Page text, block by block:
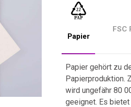
Papier
FSC
Papier gehört zu
Papierproduktion.
wird ungefähr 80
geeignet. Es